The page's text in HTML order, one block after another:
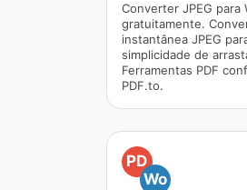
Converter JPEG para
gratuitamente.
instantânea JPEG
simplicidade de
Ferramentas PDF
PDF.to.
PD
Wo